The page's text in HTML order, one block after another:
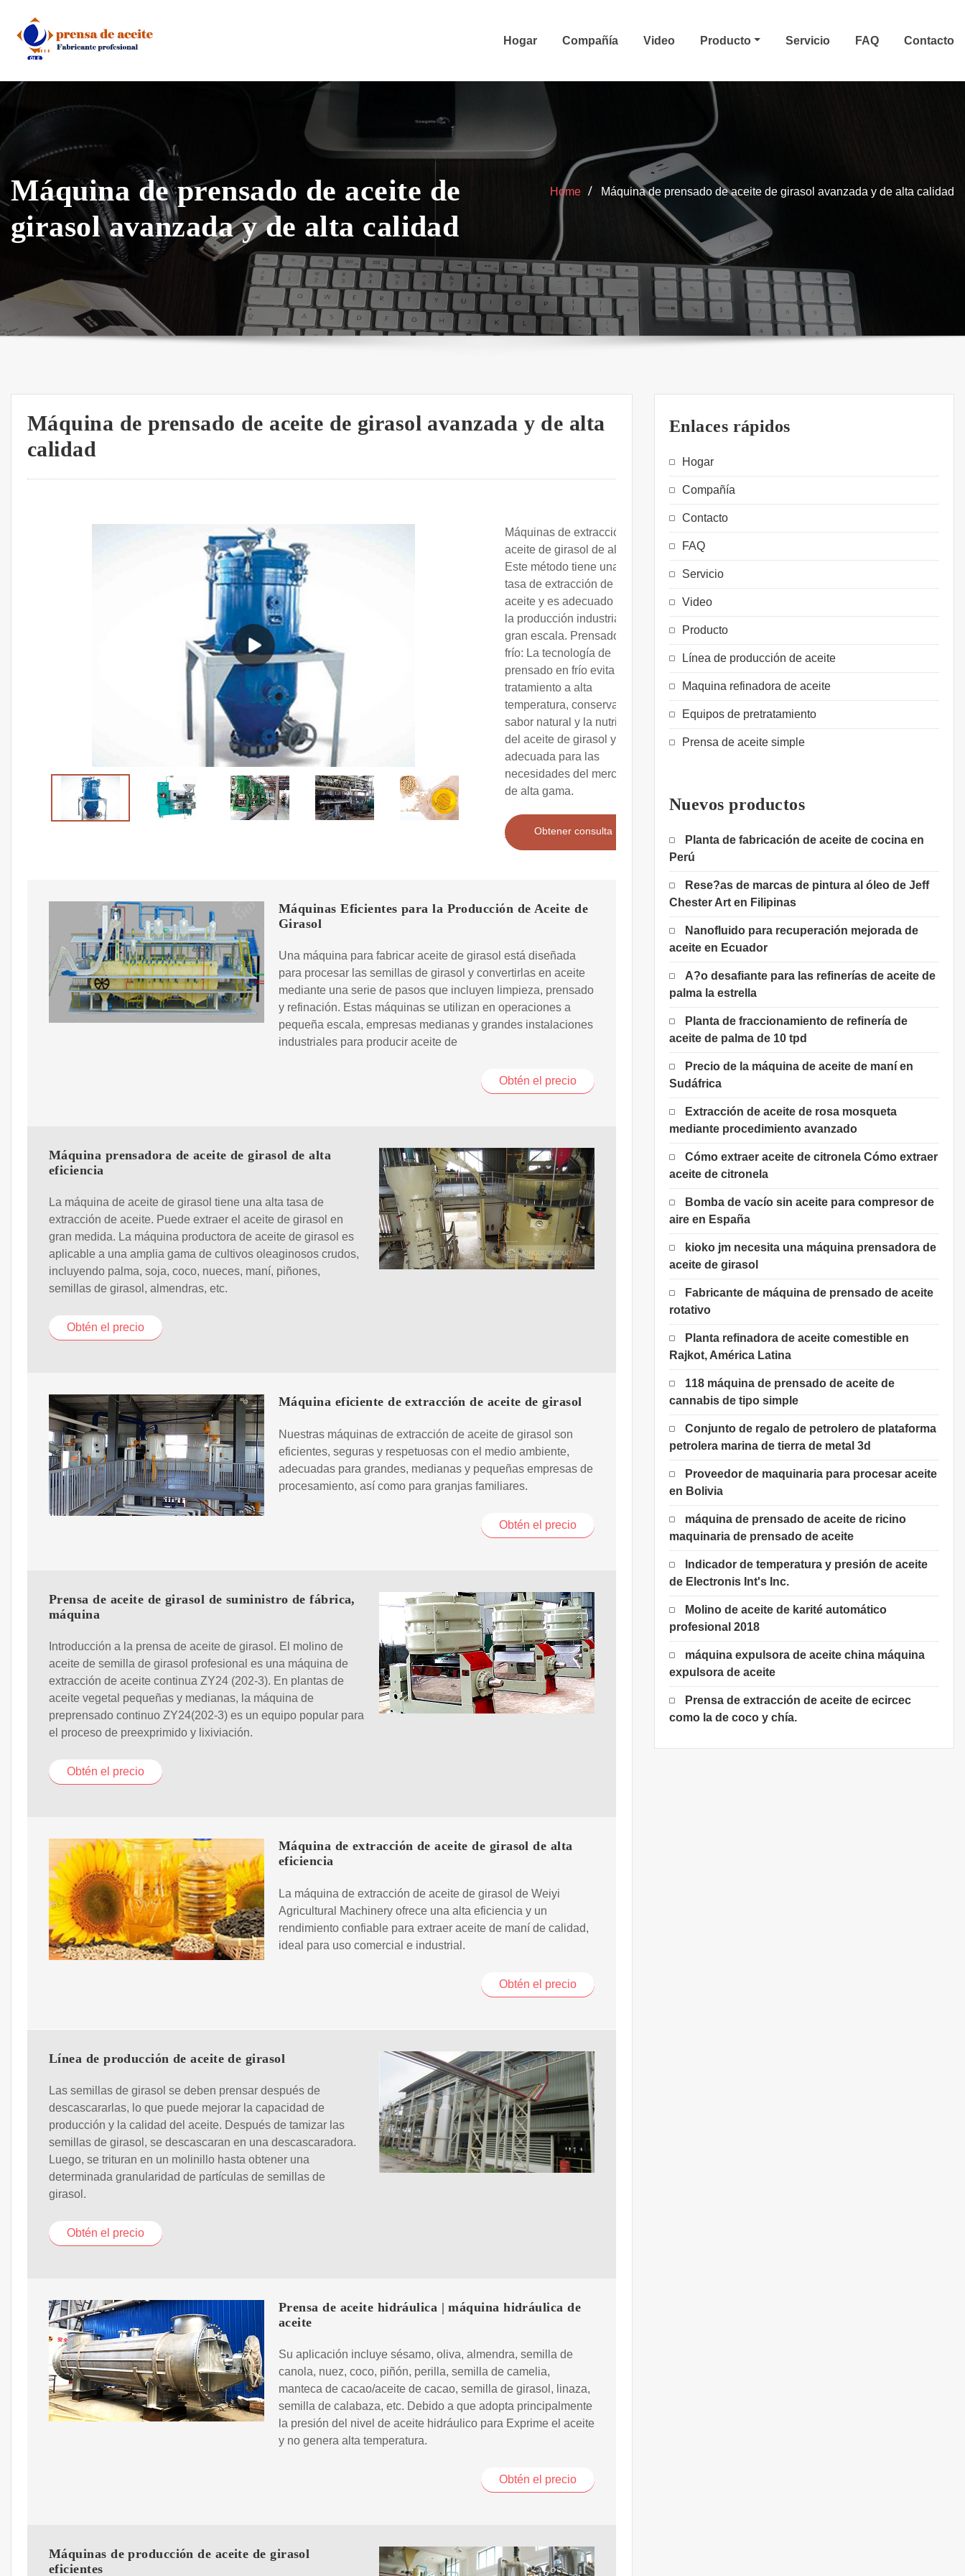
content
Hogar Compañía Video Producto Servicio FAQ Contacto
Máquina de prensado de aceite de
girasol avanzada y de alta calidad
Home Máquina de prensado de aceite de girasol avanzada y de alta calidad
Máquina de prensado de aceite de girasol avanzada y de alta
calidad
Máquinas de extracción de
aceite de girasol de alta .
Este método tiene una alta
tasa de extracción de
aceite y es adecuado para
la producción industrial a
gran escala. Prensado en
frío: La tecnología de
prensado en frío evita el
tratamiento a alta
temperatura, conserva el
sabor natural y la nutrición
del aceite de girasol y es
adecuada para las
necesidades del mercado
de alta gama.
Obtener consulta
Máquinas Eficientes para la Producción de Aceite de
Girasol
Una máquina para fabricar aceite de girasol está diseñada
para procesar las semillas de girasol y convertirlas en aceite
mediante una serie de pasos que incluyen limpieza, prensado
y refinación. Estas máquinas se utilizan en operaciones a
pequeña escala, empresas medianas y grandes instalaciones
industriales para producir aceite de
Obtén el precio
Máquina prensadora de aceite de girasol de alta
eficiencia
La máquina de aceite de girasol tiene una alta tasa de
extracción de aceite. Puede extraer el aceite de girasol en
gran medida. La máquina productora de aceite de girasol es
aplicable a una amplia gama de cultivos oleaginosos crudos,
incluyendo palma, soja, coco, nueces, maní, piñones,
semillas de girasol, almendras, etc.
Obtén el precio
Máquina eficiente de extracción de aceite de girasol
Nuestras máquinas de extracción de aceite de girasol son
eficientes, seguras y respetuosas con el medio ambiente,
adecuadas para grandes, medianas y pequeñas empresas de
procesamiento, así como para granjas familiares.
Obtén el precio
Prensa de aceite de girasol de suministro de fábrica,
máquina
Introducción a la prensa de aceite de girasol. El molino de
aceite de semilla de girasol profesional es una máquina de
extracción de aceite continua ZY24 (202-3). En plantas de
aceite vegetal pequeñas y medianas, la máquina de
preprensado continuo ZY24(202-3) es un equipo popular para
el proceso de preexprimido y lixiviación.
Obtén el precio
Máquina de extracción de aceite de girasol de alta
eficiencia
La máquina de extracción de aceite de girasol de Weiyi
Agricultural Machinery ofrece una alta eficiencia y un
rendimiento confiable para extraer aceite de maní de calidad,
ideal para uso comercial e industrial.
Obtén el precio
Línea de producción de aceite de girasol
Las semillas de girasol se deben prensar después de
descascararlas, lo que puede mejorar la capacidad de
producción y la calidad del aceite. Después de tamizar las
semillas de girasol, se descascaran en una descascaradora.
Luego, se trituran en un molinillo hasta obtener una
determinada granularidad de partículas de semillas de
girasol.
Obtén el precio
Prensa de aceite hidráulica | máquina hidráulica de
aceite
Su aplicación incluye sésamo, oliva, almendra, semilla de
canola, nuez, coco, piñón, perilla, semilla de camelia,
manteca de cacao/aceite de cacao, semilla de girasol, linaza,
semilla de calabaza, etc. Debido a que adopta principalmente
la presión del nivel de aceite hidráulico para Exprime el aceite
y no genera alta temperatura.
Obtén el precio
Máquinas de producción de aceite de girasol
eficientes
Enlaces rápidos
Hogar
Compañía
Contacto
FAQ
Servicio
Video
Producto
Línea de producción de aceite
Maquina refinadora de aceite
Equipos de pretratamiento
Prensa de aceite simple
Nuevos productos
Planta de fabricación de aceite de cocina en
Perú
Rese?as de marcas de pintura al óleo de Jeff
Chester Art en Filipinas
Nanofluido para recuperación mejorada de
aceite en Ecuador
A?o desafiante para las refinerías de aceite de
palma la estrella
Planta de fraccionamiento de refinería de
aceite de palma de 10 tpd
Precio de la máquina de aceite de maní en
Sudáfrica
Extracción de aceite de rosa mosqueta
mediante procedimiento avanzado
Cómo extraer aceite de citronela Cómo extraer
aceite de citronela
Bomba de vacío sin aceite para compresor de
aire en España
kioko jm necesita una máquina prensadora de
aceite de girasol
Fabricante de máquina de prensado de aceite
rotativo
Planta refinadora de aceite comestible en
Rajkot, América Latina
118 máquina de prensado de aceite de
cannabis de tipo simple
Conjunto de regalo de petrolero de plataforma
petrolera marina de tierra de metal 3d
Proveedor de maquinaria para procesar aceite
en Bolivia
máquina de prensado de aceite de ricino
maquinaria de prensado de aceite
Indicador de temperatura y presión de aceite
de Electronis Int's Inc.
Molino de aceite de karité automático
profesional 2018
máquina expulsora de aceite china máquina
expulsora de aceite
Prensa de extracción de aceite de ecircec
como la de coco y chía.